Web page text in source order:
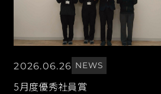
2026.06.26 NEWS
5月度優秀社員賞